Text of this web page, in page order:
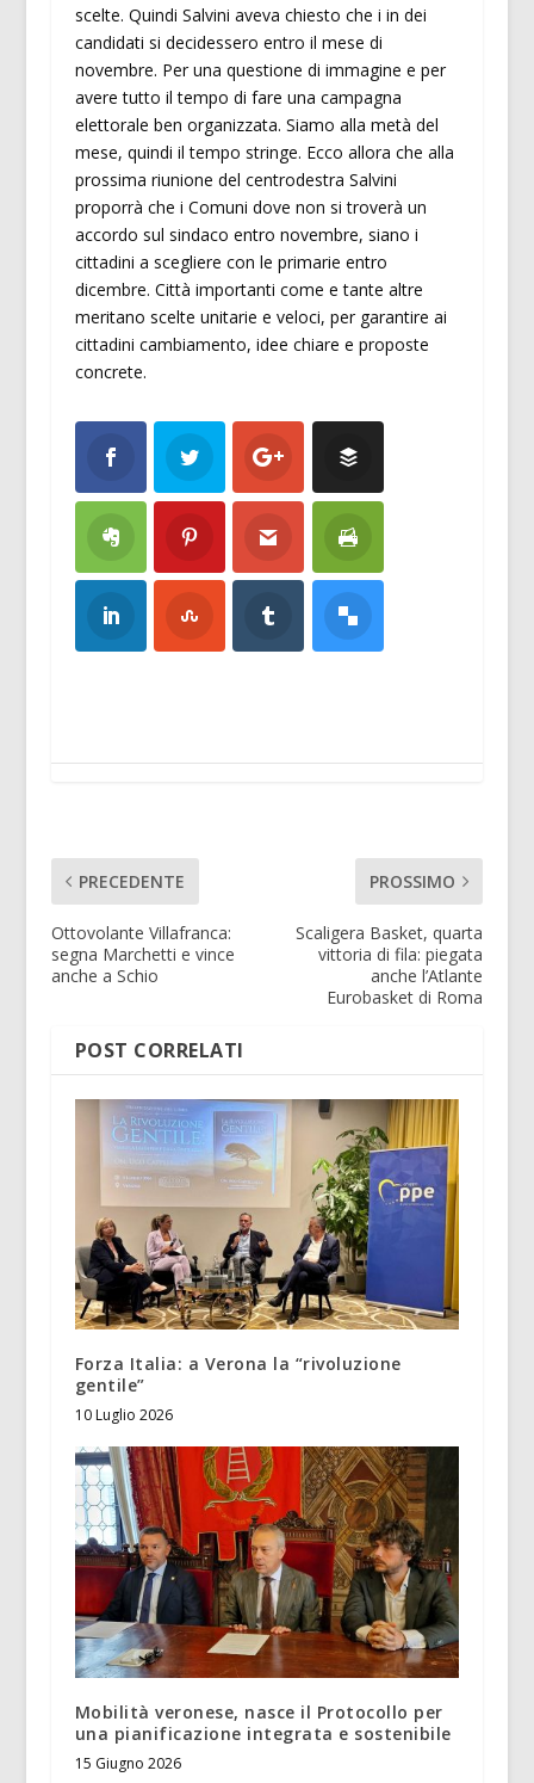
scelte. Quindi Salvini aveva chiesto che i in dei
candidati si decidessero entro il mese di
novembre. Per una questione di immagine e per
avere tutto il tempo di fare una campagna
elettorale ben organizzata. Siamo alla metà del
mese, quindi il tempo stringe. Ecco allora che alla
prossima riunione del centrodestra Salvini
proporrà che i Comuni dove non si troverà un
accordo sul sindaco entro novembre, siano i
cittadini a scegliere con le primarie entro
dicembre. Città importanti come e tante altre
meritano scelte unitarie e veloci, per garantire ai
cittadini cambiamento, idee chiare e proposte
concrete.
PRECEDENTE
Ottovolante Villafranca:
segna Marchetti e vince
anche a Schio
PROSSIMO
Scaligera Basket, quarta
vittoria di fila: piegata
anche l’Atlante
Eurobasket di Roma
POST CORRELATI
Forza Italia: a Verona la “rivoluzione
gentile”
10 Luglio 2026
Mobilità veronese, nasce il Protocollo per
una pianificazione integrata e sostenibile
15 Giugno 2026